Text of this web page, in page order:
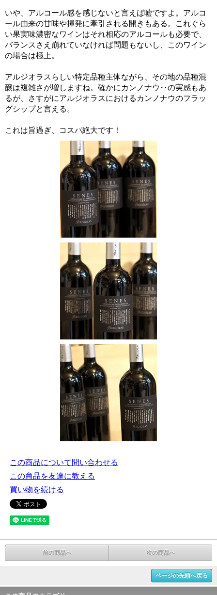
いや、アルコール感を感じないと言えば嘘ですよ。アルコ
ール由来の甘味や揮発に牽引される開きもある。これぐら
い果実味濃密なワインはそれ相応のアルコールも必要で、
バランスさえ崩れていなければ問題もないし、このワイン
の場合は極上。
アルジオラスらしい特定品種主体ながら、その地の品種混
醸は複雑さが増しますね。確かにカンノナウ‥の実感もあ
るが、さすがにアルジオラスにおけるカンノナウのフラッ
グシップと言える。
これは旨過ぎ、コスパ絶大です！
この商品について問い合わせる
この商品を友達に教える
買い物を続ける
前の商品へ 次の商品へ
ページの先頭へ戻る